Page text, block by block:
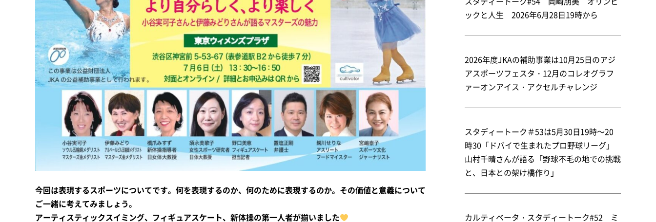
今回は表現するスポーツについてです。何を表現するのか、何のために表現するのか。その価値と意義について
ご一緒に考えてみましょう。
アーティスティックスイミング、フィギュアスケート、新体操の第一人者が揃いました
ックと人生 2026年6月28日19時から
2026年度JKAの補助事業は10月25日のアジ
アスポーツフェスタ・12月のコレオグラフ
ァーオンアイス・アクセルチャレンジ
スタディートーク＃53は5月30日19時～20
時30「ドバイで生まれたプロ野球リーグ」
山村千晴さんが語る「野球不毛の地での挑戦
と、日本との架け橋作り」
カルティベータ・スタディートーク#52 ミ